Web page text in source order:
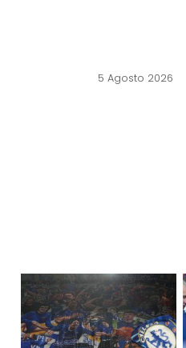
5 Agosto 2026